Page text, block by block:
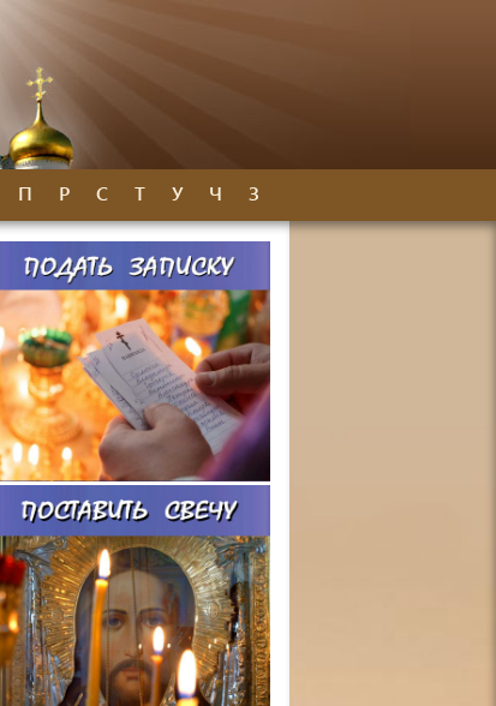
П Р С Т У Ч З